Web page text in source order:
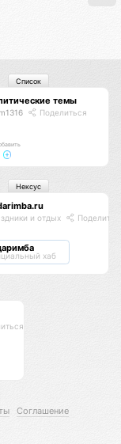
темы
Поделиться
Список
и отдых
хаб
Нексус
Соглашение